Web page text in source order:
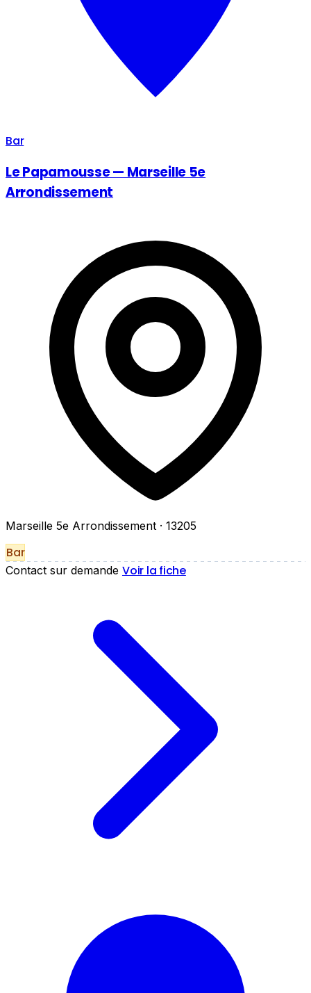
Bar
Le Papamousse — Marseille 5e
Arrondissement
Marseille 5e Arrondissement · 13205
Bar
Contact sur demande Voir la fiche